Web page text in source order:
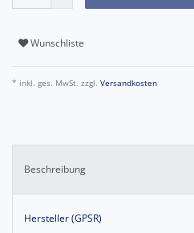
Wunschliste
* inkl. ges. MwSt. zzgl. Versandkosten
Beschreibung
Hersteller (GPSR)